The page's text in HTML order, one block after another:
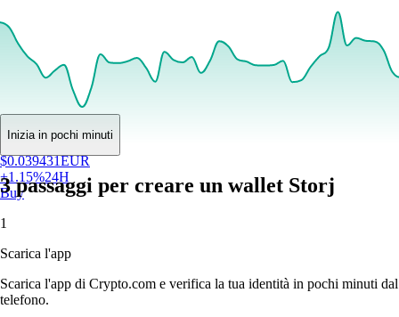
$0.039431EUR
+1.15%24H
Buy
Inizia in pochi minuti
3 passaggi per creare un wallet Storj
1
Scarica l'app
Scarica l'app di Crypto.com e verifica la tua identità in pochi minuti dal
telefono.